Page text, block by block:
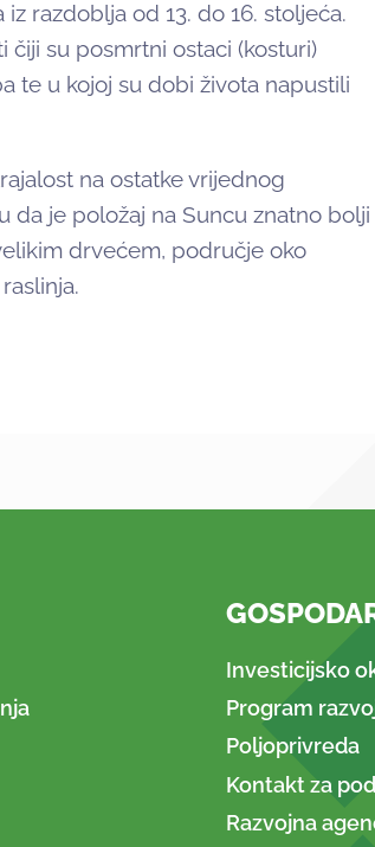
razdoblja od 13. do 16. stoljeća.
čiji su posmrtni ostaci (kosturi)
te u kojoj su dobi života napustili
na ostatke vrijednog
da je položaj na Suncu znatno bolji
drvećem, područje oko
Investicijsko
Program
Poljoprivreda
Kontakt za
Razvojna